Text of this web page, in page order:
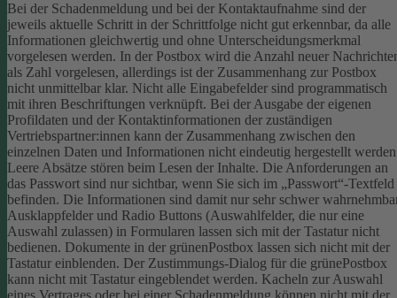
Bei der Schadenmeldung und bei der Kontaktaufnahme sind der
jeweils aktuelle Schritt in der Schrittfolge nicht gut erkennbar, da alle
Informationen gleichwertig und ohne Unterscheidungsmerkmal
vorgelesen werden. In der Postbox wird die Anzahl neuer
als Zahl vorgelesen, allerdings ist der Zusammenhang zur Postbox
nicht unmittelbar klar. Nicht alle Eingabefelder sind programmatisch
mit ihren Beschriftungen verknüpft. Bei der Ausgabe der eigenen
Profildaten und der Kontaktinformationen der zuständigen
Vertriebspartner:innen kann der Zusammenhang zwischen den
einzelnen Daten und Informationen nicht eindeutig hergestellt
Leere Absätze stören beim Lesen der Inhalte. Die Anforderungen an
das Passwort sind nur sichtbar, wenn Sie sich im „Passwort“-Textfeld
befinden. Die Informationen sind damit nur sehr schwer
Ausklappfelder und Radio Buttons (Auswahlfelder, die nur eine
Auswahl zulassen) in Formularen lassen sich mit der Tastatur nicht
bedienen. Dokumente in der grünenPostbox lassen sich nicht mit der
Tastatur einblenden. Der Zustimmungs-Dialog für die grünePostbox
kann nicht mit Tastatur eingeblendet werden. Kacheln zur Auswahl